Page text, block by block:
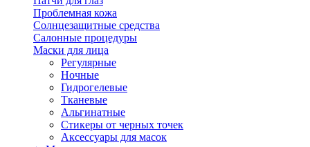
Проблемная кожа
Солнцезащитные средства
Салонные процедуры
Маски для лица
Регулярные
Ночные
Гидрогелевые
Тканевые
Альгинатные
Стикеры от черных точек
Аксессуары для масок